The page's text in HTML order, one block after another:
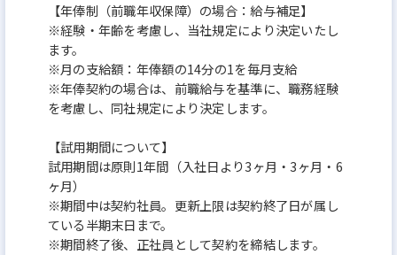
【年俸制（前職年収保障）の場合：給与補足】
※経験・年齢を考慮し、当社規定により決定いたし
ます。
※月の支給額：年俸額の14分の1を毎月支給
※年俸契約の場合は、前職給与を基準に、職務経験
を考慮し、同社規定により決定します。
【試用期間について】
試用期間は原則1年間（入社日より3ヶ月・3ヶ月・6
ヶ月）
※期間中は契約社員。更新上限は契約終了日が属し
ている半期末日まで。
※期間終了後、正社員として契約を締結します。